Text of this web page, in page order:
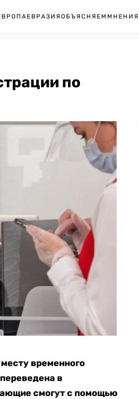
ЕВРАЗИЯ ОБЪЯСНЯЕМ МНЕНИЯ
по
временного
в
смогут с помощью